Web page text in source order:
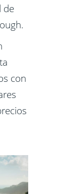
de
con